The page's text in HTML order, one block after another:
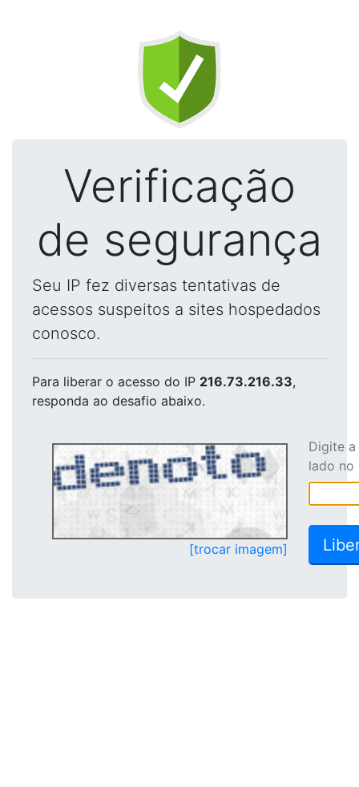
Verificação
de segurança
Seu IP fez diversas tentativas de
acessos suspeitos a sites hospedados
conosco.
Para liberar o acesso do IP 216.73.216.33,
responda ao desafio abaixo.
[trocar imagem]
Digite
lado no